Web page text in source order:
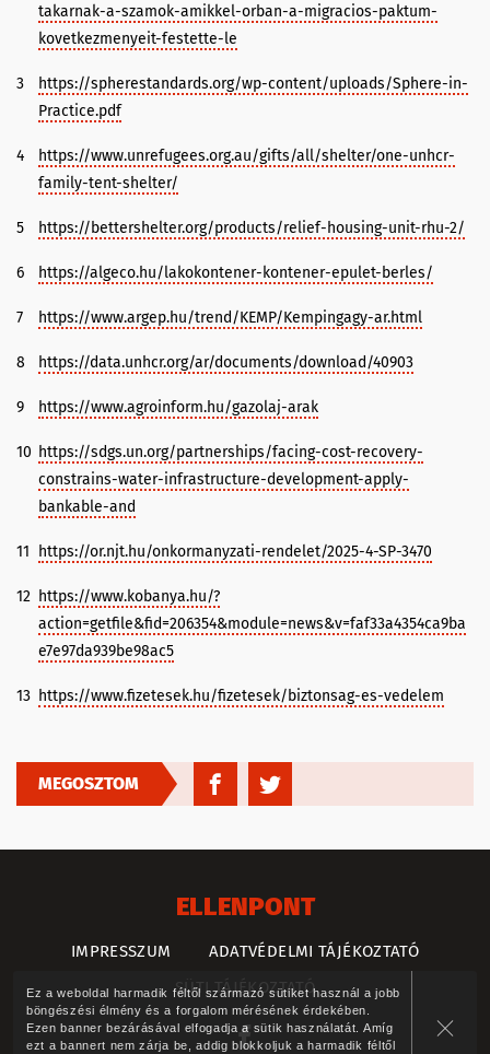
Ez a weboldal harmadik féltől származó sütiket használ a jobb
böngészési élmény és a forgalom mérésének érdekében.
Ezen banner bezárásával elfogadja a sütik használatát. Amíg
ezt a bannert nem zárja be, addig blokkoljuk a harmadik féltől
takarnak-a-szamok-amikkel-orban-a-migracios-paktum-
kovetkezmenyeit-festette-le
3
https://spherestandards.org/wp-content/uploads/Sphere-in-
Practice.pdf
4
https://www.unrefugees.org.au/gifts/all/shelter/one-unhcr-
family-tent-shelter/
5 https://bettershelter.org/products/relief-housing-unit-rhu-2/
6 https://algeco.hu/lakokontener-kontener-epulet-berles/
7 https://www.argep.hu/trend/KEMP/Kempingagy-ar.html
8 https://data.unhcr.org/ar/documents/download/40903
9 https://www.agroinform.hu/gazolaj-arak
10 https://sdgs.un.org/partnerships/facing-cost-recovery-
constrains-water-infrastructure-development-apply-
bankable-and
11 https://or.njt.hu/onkormanyzati-rendelet/2025-4-SP-3470
12 https://www.kobanya.hu/?
action=getfile&fid=206354&module=news&v=faf33a4354ca9ba
e7e97da939be98ac5
13 https://www.fizetesek.hu/fizetesek/biztonsag-es-vedelem
MEGOSZTOM
ELLENPONT
IMPRESSZUM
ADATVÉDELMI TÁJÉKOZTATÓ
SÜTI TÁJÉKOZTATÓ